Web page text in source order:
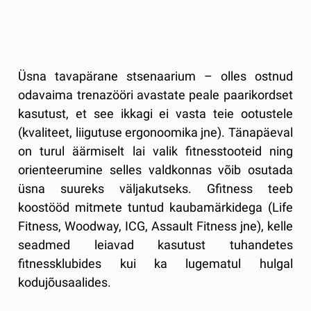
Üsna tavapärane stsenaarium – olles ostnud
odavaima trenazööri avastate peale paarikordset
kasutust, et see ikkagi ei vasta teie ootustele
(kvaliteet, liigutuse ergonoomika jne). Tänapäeval
on turul äärmiselt lai valik fitnesstooteid ning
orienteerumine selles valdkonnas võib osutada
üsna suureks väljakutseks. Gfitness teeb
koostööd mitmete tuntud kaubamärkidega (Life
Fitness, Woodway, ICG, Assault Fitness jne), kelle
seadmed leiavad kasutust tuhandetes
fitnessklubides kui ka lugematul hulgal
kodujõusaalides.